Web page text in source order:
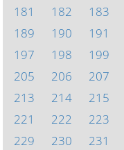
181
182 183
189
190 191
197
198 199
205
206 207
213
214 215
221
222 223
229
230 231